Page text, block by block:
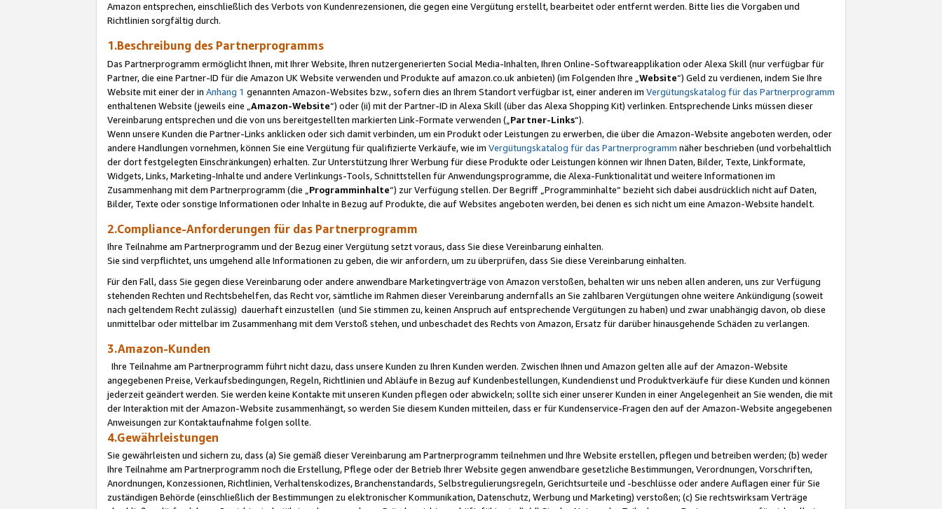
Amazon entsprechen, einschließlich des Verbots von Kundenrezensionen, die gegen eine Vergütung erstellt, bearbeitet oder entfernt werden. Bitte lies die Vorgaben und
Richtlinien sorgfältig durch.
1.Beschreibung des Partnerprogramms
Das Partnerprogramm ermöglicht Ihnen, mit Ihrer Website, Ihren nutzergenerierten Social Media-Inhalten, Ihren Online-Softwareapplikation oder Alexa Skill (nur verfügbar für
Partner, die eine Partner-ID für die Amazon UK Website verwenden und Produkte auf amazon.co.uk anbieten) (im Folgenden Ihre „ Website“) Geld zu verdienen, indem Sie Ihre
Website mit einer der in Anhang 1 genannten Amazon-Websites bzw., sofern dies an Ihrem Standort verfügbar ist, einer anderen im Vergütungskatalog für das Partnerprogramm
enthaltenen Website (jeweils eine „ Amazon-Website“) oder (ii) mit der Partner-ID in Alexa Skill (über das Alexa Shopping Kit) verlinken. Entsprechende Links müssen dieser
Vereinbarung entsprechen und die von uns bereitgestellten markierten Link-Formate verwenden („ Partner-Links“).
Wenn unsere Kunden die Partner-Links anklicken oder sich damit verbinden, um ein Produkt oder Leistungen zu erwerben, die über die Amazon-Website angeboten werden, oder
andere Handlungen vornehmen, können Sie eine Vergütung für qualifizierte Verkäufe, wie im Vergütungskatalog für das Partnerprogramm näher beschrieben (und vorbehaltlich
der dort festgelegten Einschränkungen) erhalten. Zur Unterstützung Ihrer Werbung für diese Produkte oder Leistungen können wir Ihnen Daten, Bilder, Texte, Linkformate,
Widgets, Links, Marketing-Inhalte und andere Verlinkungs-Tools, Schnittstellen für Anwendungsprogramme, die Alexa-Funktionalität und weitere Informationen im
Zusammenhang mit dem Partnerprogramm (die „ Programminhalte“) zur Verfügung stellen. Der Begriff „Programminhalte“ bezieht sich dabei ausdrücklich nicht auf Daten,
Bilder, Texte oder sonstige Informationen oder Inhalte in Bezug auf Produkte, die auf Websites angeboten werden, bei denen es sich nicht um eine Amazon-Website handelt.
2.Compliance-Anforderungen für das Partnerprogramm
Ihre Teilnahme am Partnerprogramm und der Bezug einer Vergütung setzt voraus, dass Sie diese Vereinbarung einhalten.
Sie sind verpflichtet, uns umgehend alle Informationen zu geben, die wir anfordern, um zu überprüfen, dass Sie diese Vereinbarung einhalten.
Für den Fall, dass Sie gegen diese Vereinbarung oder andere anwendbare Marketingverträge von Amazon verstoßen, behalten wir uns neben allen anderen, uns zur Verfügung
stehenden Rechten und Rechtsbehelfen, das Recht vor, sämtliche im Rahmen dieser Vereinbarung andernfalls an Sie zahlbaren Vergütungen ohne weitere Ankündigung (soweit
nach geltendem Recht zulässig) dauerhaft einzustellen (und Sie stimmen zu, keinen Anspruch auf entsprechende Vergütungen zu haben) und zwar unabhängig davon, ob diese
unmittelbar oder mittelbar im Zusammenhang mit dem Verstoß stehen, und unbeschadet des Rechts von Amazon, Ersatz für darüber hinausgehende Schäden zu verlangen.
3.Amazon-Kunden
Ihre Teilnahme am Partnerprogramm führt nicht dazu, dass unsere Kunden zu Ihren Kunden werden. Zwischen Ihnen und Amazon gelten alle auf der Amazon-Website
angegebenen Preise, Verkaufsbedingungen, Regeln, Richtlinien und Abläufe in Bezug auf Kundenbestellungen, Kundendienst und Produktverkäufe für diese Kunden und können
jederzeit geändert werden. Sie werden keine Kontakte mit unseren Kunden pflegen oder abwickeln; sollte sich einer unserer Kunden in einer Angelegenheit an Sie wenden, die mit
der Interaktion mit der Amazon-Website zusammenhängt, so werden Sie diesem Kunden mitteilen, dass er für Kundenservice-Fragen den auf der Amazon-Website angegebenen
Anweisungen zur Kontaktaufnahme folgen sollte.
4.Gewährleistungen
Sie gewährleisten und sichern zu, dass (a) Sie gemäß dieser Vereinbarung am Partnerprogramm teilnehmen und Ihre Website erstellen, pflegen und betreiben werden; (b) weder
Ihre Teilnahme am Partnerprogramm noch die Erstellung, Pflege oder der Betrieb Ihrer Website gegen anwendbare gesetzliche Bestimmungen, Verordnungen, Vorschriften,
Anordnungen, Konzessionen, Richtlinien, Verhaltenskodizes, Branchenstandards, Selbstregulierungsregeln, Gerichtsurteile und -beschlüsse oder andere Auflagen einer für Sie
zuständigen Behörde (einschließlich der Bestimmungen zu elektronischer Kommunikation, Datenschutz, Werbung und Marketing) verstoßen; (c) Sie rechtswirksam Verträge